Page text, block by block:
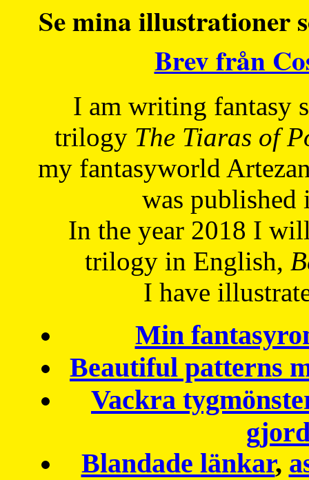
Se mina illustrationer
Brev från
I am writing fantasy
trilogy The Tiaras of
my fantasyworld
was published
In the year 2018 I
trilogy in English,
I have
Min
Beautiful patterns
Vackra
Blandade länkar,